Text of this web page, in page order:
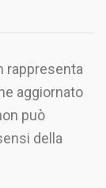
rappresenta
aggiornato
può
della